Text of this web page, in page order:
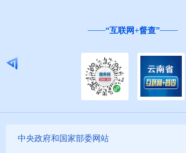
云南省营商环境投诉举报和问卷调
中央政府和国家部委网站